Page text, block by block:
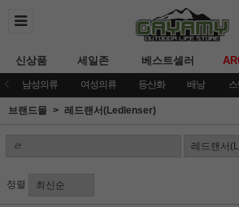
신상품 세일존 베스트셀러
남성의류 여성의류 등산화 배낭
브랜드몰 레드랜서(Ledlenser)
정렬